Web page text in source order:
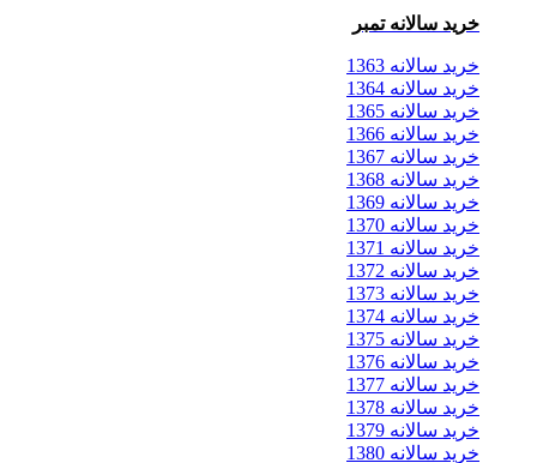
خرید سالانه تمبر
خرید سالانه 1363
خرید سالانه 1364
خرید سالانه 1365
خرید سالانه 1366
خرید سالانه 1367
خرید سالانه 1368
خرید سالانه 1369
خرید سالانه 1370
خرید سالانه 1371
خرید سالانه 1372
خرید سالانه 1373
خرید سالانه 1374
خرید سالانه 1375
خرید سالانه 1376
خرید سالانه 1377
خرید سالانه 1378
خرید سالانه 1379
خرید سالانه 1380